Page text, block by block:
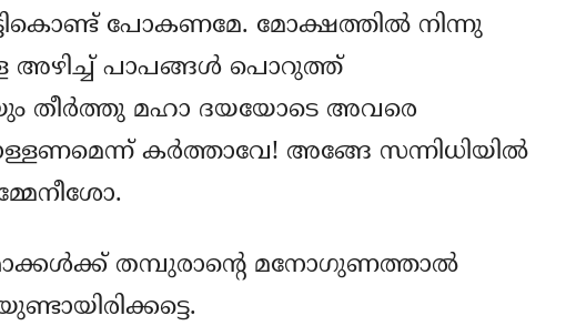
പോകണമേ. മോക്ഷത്തില്‍ നിന്നു
അഴിച്ച് പാപങ്ങള്‍ പൊറുത്ത്
തീര്‍ത്തു മഹാ ദയയോടെ അവരെ
കര്‍ത്താവേ! അങ്ങേ സന്നിധിയില്‍
തമ്പുരാന്‍റെ മനോഗുണത്താല്‍